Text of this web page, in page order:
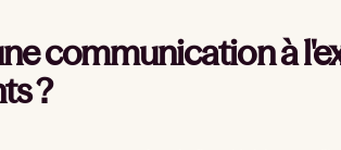
communication à
?